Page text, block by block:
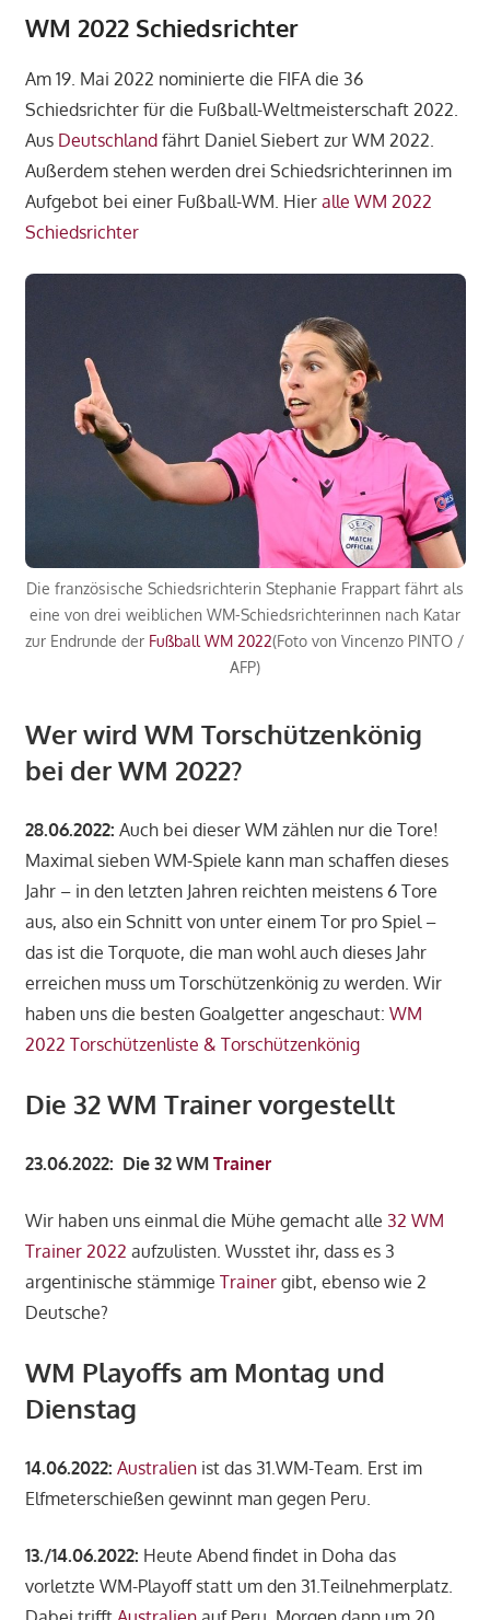
WM 2022 Schiedsrichter
Am 19. Mai 2022 nominierte die FIFA die 36
Schiedsrichter für die Fußball-Weltmeisterschaft 2022.
Aus Deutschlandfährt Daniel Siebert zur WM 2022.
Außerdem stehen werden drei Schiedsrichterinnen im
Aufgebot bei einer Fußball-WM. Hier alle WM 2022
Schiedsrichter
Die französische Schiedsrichterin Stephanie Frappart fährt als
eine von drei weiblichen WM-Schiedsrichterinnen nach Katar
zur Endrunde der Fußball WM 2022(Foto von Vincenzo PINTO /
AFP)
Wer wird WM Torschützenkönig
bei der WM 2022?
28.06.2022: Auch bei dieser WM zählen nur die Tore!
Maximal sieben WM-Spiele kann man schaffen dieses
Jahr – in den letzten Jahren reichten meistens 6 Tore
aus, also ein Schnitt von unter einem Tor pro Spiel –
das ist die Torquote, die man wohl auch dieses Jahr
erreichen muss um Torschützenkönig zu werden. Wir
haben uns die besten Goalgetter angeschaut: WM
2022 Torschützenliste & Torschützenkönig
Die 32 WM Trainer vorgestellt
23.06.2022: Die 32 WM Trainer
Wir haben uns einmal die Mühe gemacht alle 32 WM
Trainer 2022 aufzulisten. Wusstet ihr, dass es 3
argentinische stämmige Trainergibt, ebenso wie 2
Deutsche?
WM Playoffs am Montag und
Dienstag
14.06.2022: Australienist das 31.WM-Team. Erst im
Elfmeterschießen gewinnt man gegen Peru.
13./14.06.2022: Heute Abend findet in Doha das
vorletzte WM-Playoff statt um den 31.Teilnehmerplatz.